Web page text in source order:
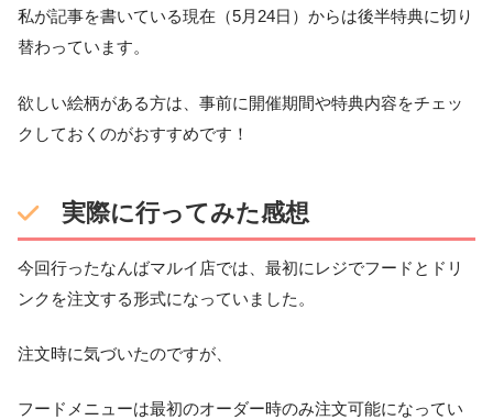
私が記事を書いている現在（5月24日）からは後半特典に切り
替わっています。
欲しい絵柄がある方は、事前に開催期間や特典内容をチェッ
クしておくのがおすすめです！
実際に行ってみた感想
今回行ったなんばマルイ店では、最初にレジでフードとドリ
ンクを注文する形式になっていました。
注文時に気づいたのですが、
フードメニューは最初のオーダー時のみ注文可能になってい